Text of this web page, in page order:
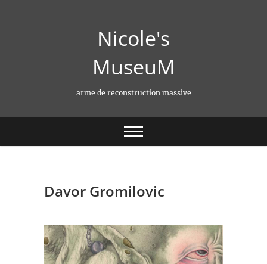
Nicole's
MuseuM
arme de reconstruction massive
Davor Gromilovic